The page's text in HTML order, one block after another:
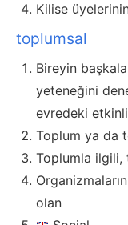
Kilise
toplumsal
Bireyin
yeteneğini
evredeki
Toplum ya da
Toplumla ilgili,
olan